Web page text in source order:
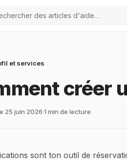
et services
créer
25 juin 2026 1 min de lecture
sont ton outil de